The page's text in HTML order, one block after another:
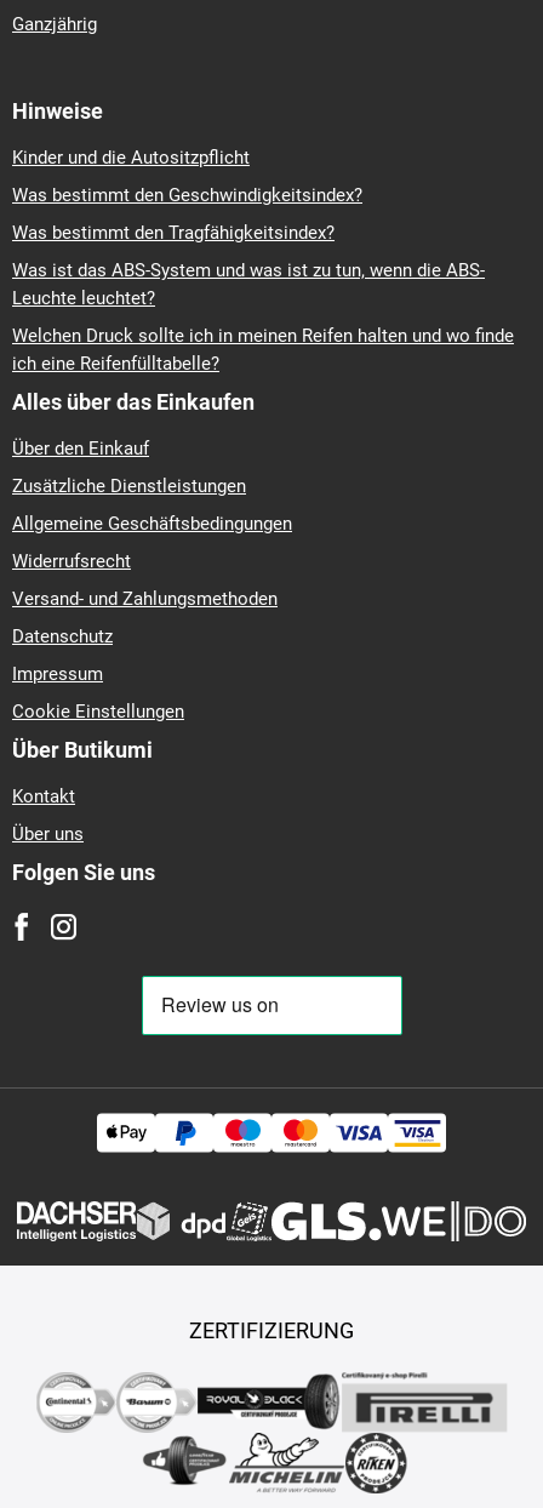
Ganzjährig
Hinweise
Kinder und die Autositzpflicht
Was bestimmt den Geschwindigkeitsindex?
Was bestimmt den Tragfähigkeitsindex?
Was ist das ABS-System und was ist zu tun, wenn die ABS-
Leuchte leuchtet?
Welchen Druck sollte ich in meinen Reifen halten und wo finde
ich eine Reifenfülltabelle?
Alles über das Einkaufen
Über den Einkauf
Zusätzliche Dienstleistungen
Allgemeine Geschäftsbedingungen
Widerrufsrecht
Versand- und Zahlungsmethoden
Datenschutz
Impressum
Cookie Einstellungen
Über Butikumi
Kontakt
Über uns
Folgen Sie uns
ZERTIFIZIERUNG